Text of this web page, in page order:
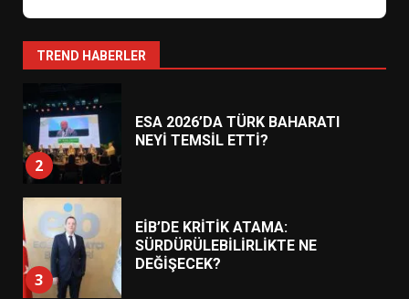
TREND HABERLER
1
HAREKETE GEÇİYOR: GÖZLER
2
ESA 2026’DA TÜRK BAHARATI
NEYİ TEMSİL ETTİ?
3
EİB’DE KRİTİK ATAMA:
SÜRDÜRÜLEBİLİRLİKTE NE
DEĞİŞECEK?